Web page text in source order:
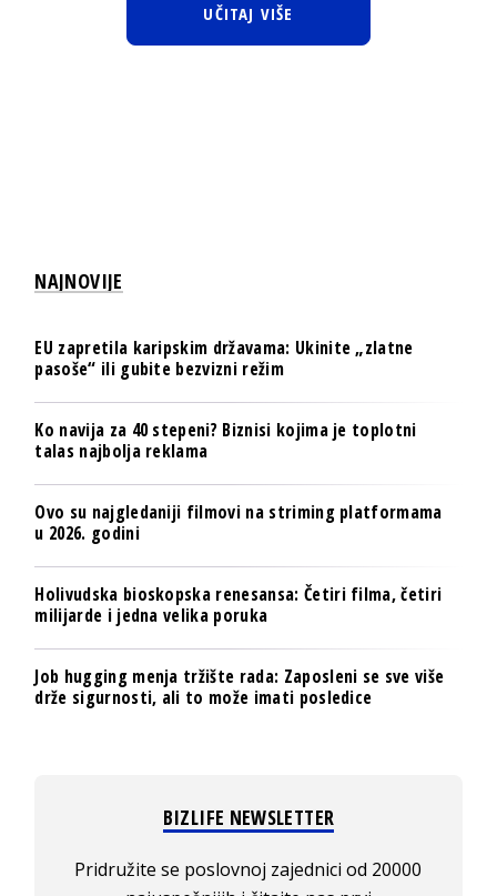
UČITAJ VIŠE
NAJNOVIJE
EU zapretila karipskim državama: Ukinite „zlatne
pasoše“ ili gubite bezvizni režim
Ko navija za 40 stepeni? Biznisi kojima je toplotni
talas najbolja reklama
Ovo su najgledaniji filmovi na striming platformama
u 2026. godini
Holivudska bioskopska renesansa: Četiri filma, četiri
milijarde i jedna velika poruka
Job hugging menja tržište rada: Zaposleni se sve više
drže sigurnosti, ali to može imati posledice
BIZLIFE NEWSLETTER
Pridružite se poslovnoj zajednici od 20000